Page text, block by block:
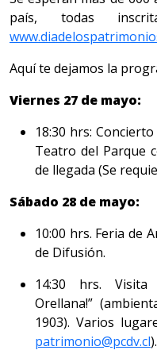
país, todas
Aquí te dejamos la
Viernes 27 de mayo:
18:30 hrs:
Teatro del Parque
de llegada (Se
Sábado 28 de mayo:
10:00 hrs. Feria de
de Difusión.
14:30 hrs. Visita
Orellana!”
1903). Varios
patrimonio@pcdv.cl).